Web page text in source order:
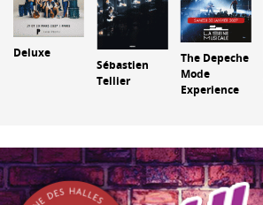
Deluxe
Sébastien
Tellier
The Depeche
Mode
Experience